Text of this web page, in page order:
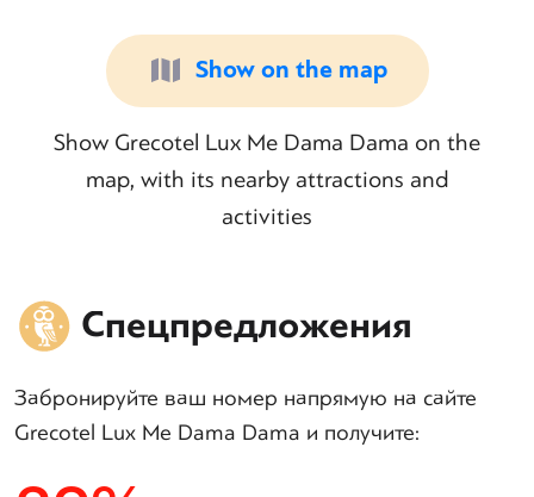
Show on the map
Show Grecotel Lux Me Dama Dama on the
map, with its nearby attractions and
activities
Спецпредложения
Забронируйте ваш номер напрямую на сайте
Grecotel Lux Me Dama Dama и получите: